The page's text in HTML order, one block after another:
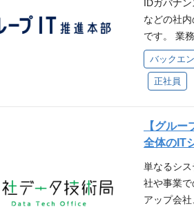
ーション
サイバー
に重要な
＊Simply
------------
ビスの成
働はもち
張性の高
安定運用
験を積め
とも、将
可能で、
IDガバナ
などの社
です。 業
アシステム
証／認可の
ョン)の運
本部は、
トマネー
す。また
挑戦する
を選択で
験を積み
バックエ
正社員
【グル
全体のIT
単なるシ
社や事業
アップ会